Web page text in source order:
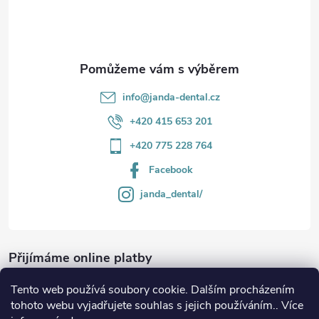
Tento web používá soubory cookie. Dalším procházením
tohoto webu vyjadřujete souhlas s jejich používáním.. Více
info@janda-dental.cz
+420 415 653 201
+420 775 228 764
Facebook
janda_dental/
Přijímáme online platby